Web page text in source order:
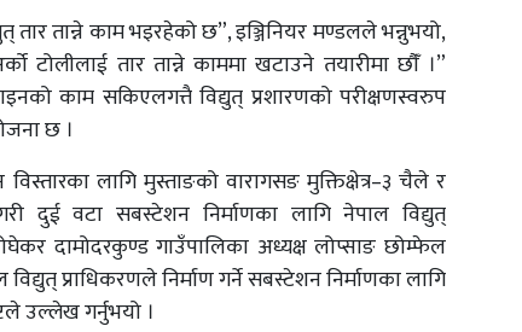
तान्ने काम भइरहेको छ”, इञ्जिनियर मण्डलले भन्नुभयो,
टोलीलाई तार तान्ने काममा खटाउने तयारीमा छौँं ।”
काम सकिएलगत्तै विद्युत् प्रशारणको परीक्षणस्वरुप
छ ।
लागि मुस्ताङको वारागसङ मुक्तिक्षेत्र–३ चैले र
दुई वटा सबस्टेशन निर्माणका लागि नेपाल विद्युत्
दामोदरकुण्ड गाउँपालिका अध्यक्ष लोप्साङ छोम्फेल
प्राधिकरणले निर्माण गर्ने सबस्टेशन निर्माणका लागि
उल्लेख गर्नुभयो ।